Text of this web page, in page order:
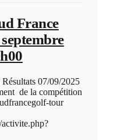
France
07/09/2025
de la compétition
tour